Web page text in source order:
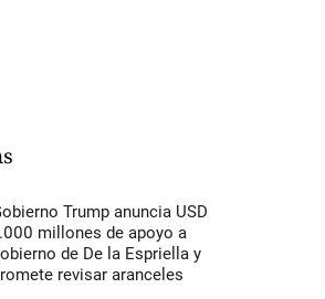
Trump anuncia USD
millones de apoyo a
de De la Espriella y
revisar aranceles